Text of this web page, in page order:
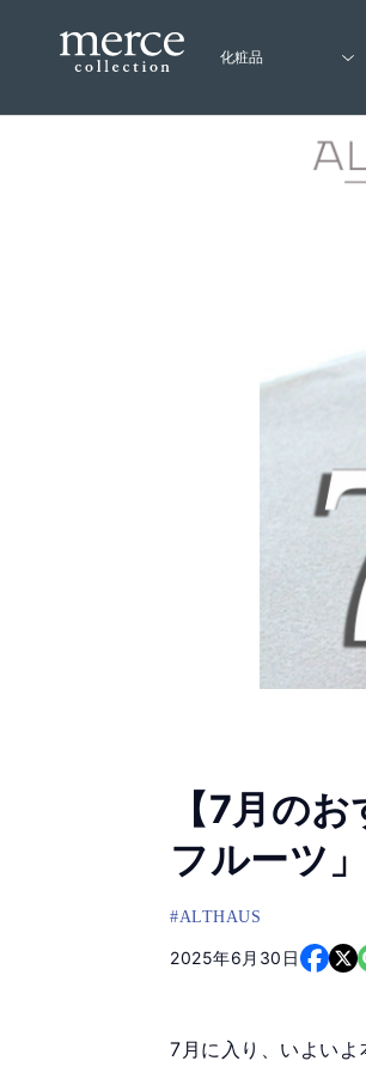
【7月の
フルーツ
#ALTHAUS
2025年6月30日
7月に入り、いよいよ